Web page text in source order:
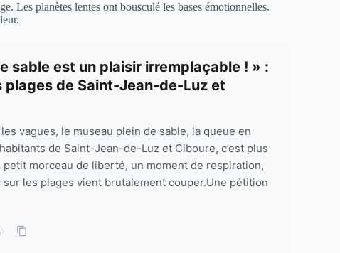
Les planètes lentes ont bousculé les bases émotionnelles.
sable est un plaisir irremplaçable ! » :
de Saint-Jean-de-Luz et
vagues, le museau plein de sable, la queue en
de Saint-Jean-de-Luz et Ciboure, c’est plus
petit morceau de liberté, un moment de respiration,
les plages vient brutalement couper.Une pétition
·